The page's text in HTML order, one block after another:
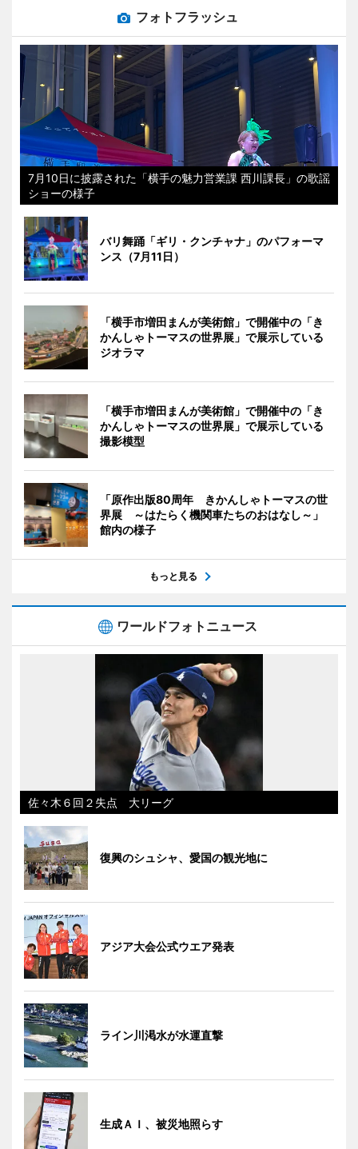
フォトフラッシュ
7月10日に披露された「横手の魅力営業課 西川課長」の歌謡
ショーの様子
バリ舞踊「ギリ・クンチャナ」のパフォーマ
ンス（7月11日）
「横手市増田まんが美術館」で開催中の「き
かんしゃトーマスの世界展」で展示している
ジオラマ
「横手市増田まんが美術館」で開催中の「き
かんしゃトーマスの世界展」で展示している
撮影模型
「原作出版80周年 きかんしゃトーマスの世
界展 ～はたらく機関車たちのおはなし～」
館内の様子
もっと見る
ワールドフォトニュース
佐々木６回２失点 大リーグ
復興のシュシャ、愛国の観光地に
アジア大会公式ウエア発表
ライン川渇水が水運直撃
生成ＡＩ、被災地照らす